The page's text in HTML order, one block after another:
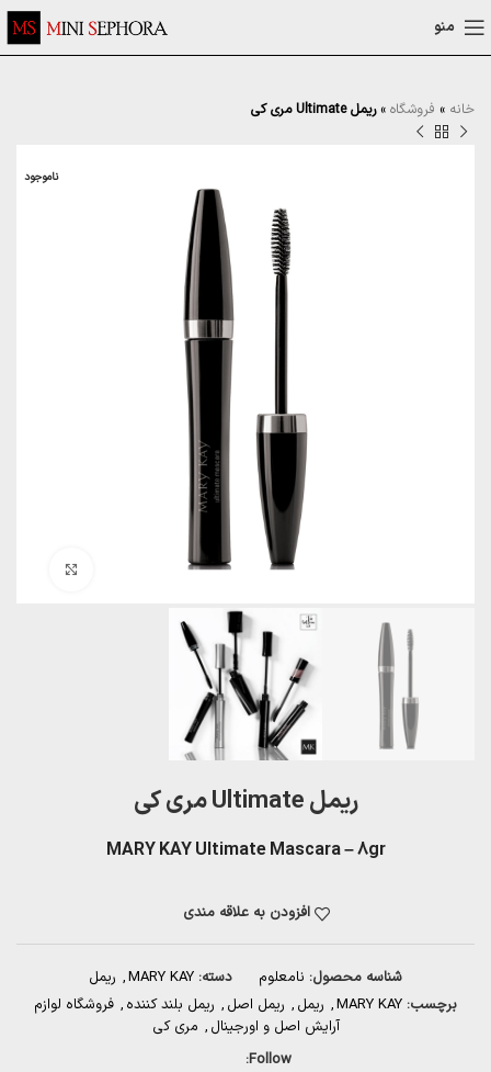
منو
خانه » فروشگاه »ریمل Ultimate مری کی
ناموجود
بزرگنمایی تصویر
ریمل Ultimate مری کی
MARY KAY Ultimate Mascara – 8gr
افزودن به علاقه مندی
شناسه محصول: نامعلوم دسته: MARY KAY
, ریمل
برچسب: MARY KAY
, ریمل , ریمل اصل , ریمل بلند کننده , فروشگاه لوازم
آرایش اصل و اورجینال , مری کی
Follow: